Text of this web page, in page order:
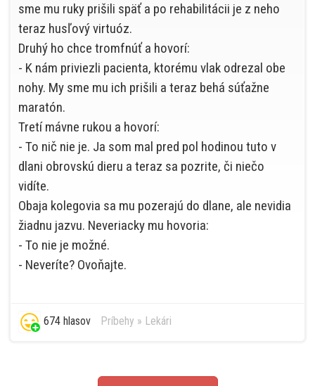
sme mu ruky prišili späť a po rehabilitácii je z neho
teraz husľový virtuóz.
Druhý ho chce tromfnúť a hovorí:
- K nám priviezli pacienta, ktorému vlak odrezal obe
nohy. My sme mu ich prišili a teraz behá súťažne
maratón.
Tretí mávne rukou a hovorí:
- To nič nie je. Ja som mal pred pol hodinou tuto v
dlani obrovskú dieru a teraz sa pozrite, či niečo
vidíte.
Obaja kolegovia sa mu pozerajú do dlane, ale nevidia
žiadnu jazvu. Neveriacky mu hovoria:
- To nie je možné.
- Neveríte? Ovoňajte.
674 hlasov Príbehy » Lekári